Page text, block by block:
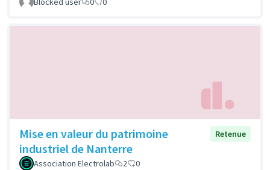
Mise en valeur du patrimoine
industriel de Nanterre
Retenue
Association Electrolab 2 0